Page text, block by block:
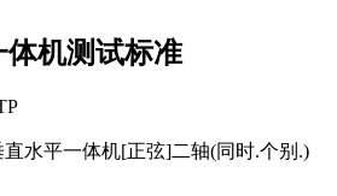
机测试标准
水平一体机[正弦]二轴(同时.个别.)